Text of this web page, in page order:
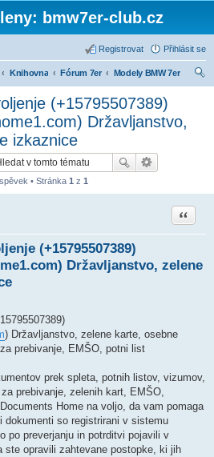
bmw7er-club.cz
Přihlásit se
Registrovat
Knihovna Fórum 7er
Modely BMW 7er
(+15795507389)
Državljanstvo,
izkaznice
• Stránka 1 z 1
(+15795507389)
Državljanstvo, zelene
Citace
) Državljanstvo, zelene karte, osebne
prebivanje, EMŠO, potni list
prek spleta, potnih listov, vizumov,
prebivanje, zelenih kart, EMŠO,
Home na voljo, da vam pomaga
so registrirani v sistemu
po preverjanju in potrditvi pojavili v
ste opravili zahtevane postopke, ki jih